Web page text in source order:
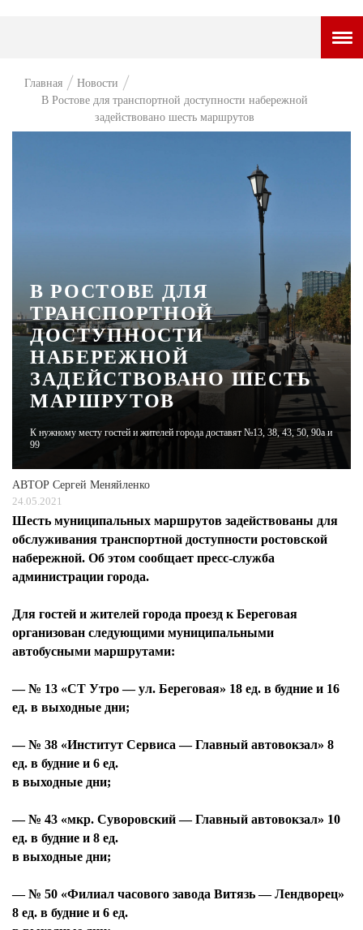
НОВОСТИ
ПРЕМЬЕРА
ТАМ И ТУТ
ЧЕЛОВЕК ОСОБЕННЫЙ
КУЛЬТ ЕДЫ
АФИША
ЖУРНАЛ
Главная
Новости
В Ростове для транспортной доступности набережной
задействовано шесть маршрутов
В РОСТОВЕ ДЛЯ
ТРАНСПОРТНОЙ
ДОСТУПНОСТИ
НАБЕРЕЖНОЙ
ЗАДЕЙСТВОВАНО ШЕСТЬ
МАРШРУТОВ
К нужному месту гостей и жителей города доставят №13, 38, 43, 50, 90а и
99
АВТОР Сергей Меняйленко
24.05.2021
Шесть муниципальных маршрутов задействованы для
обслуживания транспортной доступности ростовской
набережной. Об этом сообщает пресс-служба
администрации города.
Для гостей и жителей города проезд к Береговая
организован следующими муниципальными
автобусными маршрутами:
— № 13 «СТ Утро — ул. Береговая» 18 ед. в будние и 16
ед. в выходные дни;
— № 38 «Институт Сервиса — Главный автовокзал» 8
ед. в будние и 6 ед.
в выходные дни;
— № 43 «мкр. Суворовский — Главный автовокзал» 10
ед. в будние и 8 ед.
в выходные дни;
— № 50 «Филиал часового завода Витязь — Лендворец»
8 ед. в будние и 6 ед.